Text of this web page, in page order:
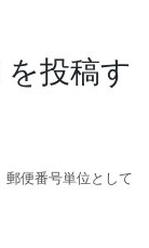
投稿す
郵便番号単位として